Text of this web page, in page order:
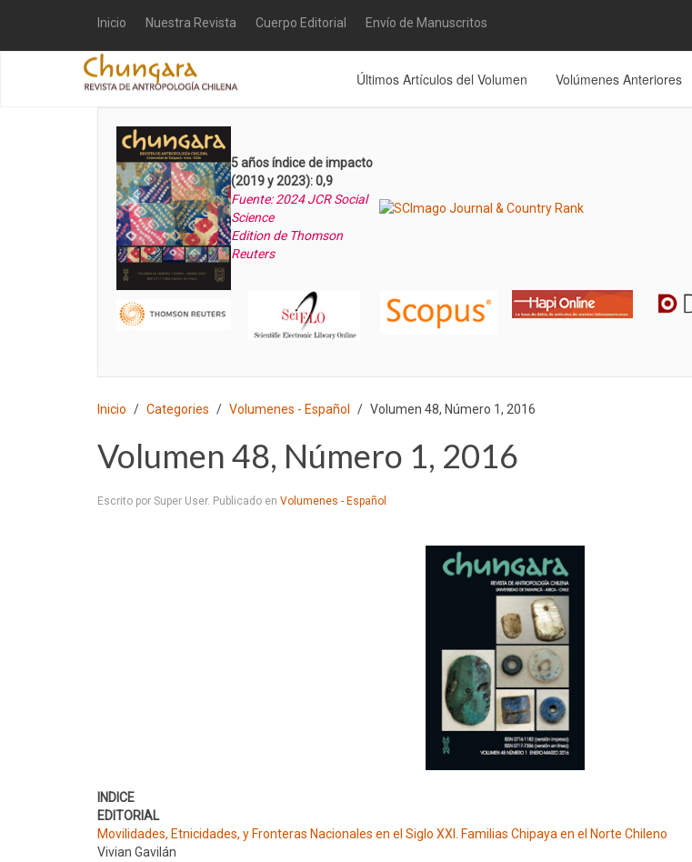
Inicio Nuestra Revista Cuerpo Editorial Envío de Manuscritos
Últimos Artículos del Volumen Volúmenes Anteriores
5 años índice de impacto
(2019 y 2023): 0,9
Fuente: 2024 JCR Social
Science
Edition de Thomson
Reuters
Inicio Categories Volumenes - Español Volumen 48, Número 1, 2016
Volumen 48, Número 1, 2016
Escrito por Super User. Publicado en Volumenes - Español
INDICE
EDITORIAL
Movilidades, Etnicidades, y Fronteras Nacionales en el Siglo XXI. Familias Chipaya en el Norte Chileno
Vivian Gavilán